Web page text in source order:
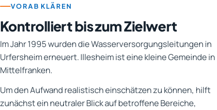
VORAB KLÄREN
Kontrolliert bis zum Zielwert
Im Jahr 1995 wurden die Wasserversorgungsleitungen in
Urfersheim erneuert. Illesheim ist eine kleine Gemeinde in
Mittelfranken.
Um den Aufwand realistisch einschätzen zu können, hilft
zunächst ein neutraler Blick auf betroffene Bereiche,